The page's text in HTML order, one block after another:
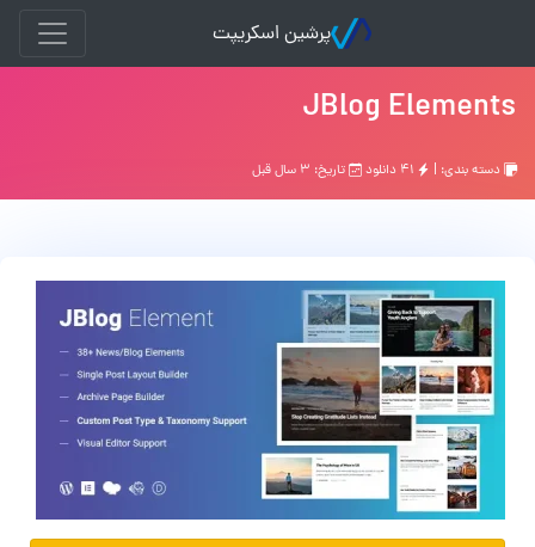
پرشین اسکریپت
JBlog Elements
دسته بندی: | تاریخ: ۳ سال قبل